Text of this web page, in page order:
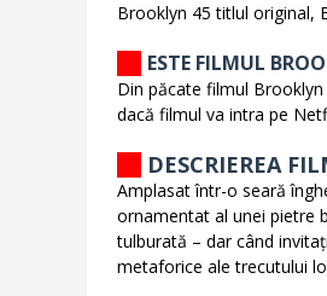
Brooklyn 45 titlul original,
ESTE FILMUL
Din păcate filmul
dacă filmul va intra pe
DESCRIEREA
Amplasat într-o seară
ornamentat al unei pietre
tulburată – dar când
metaforice ale trecutului